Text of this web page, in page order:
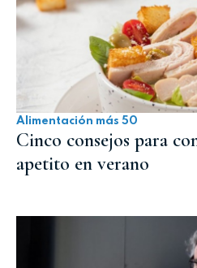
Alimentación más 50
Cinco consejos para
apetito en verano